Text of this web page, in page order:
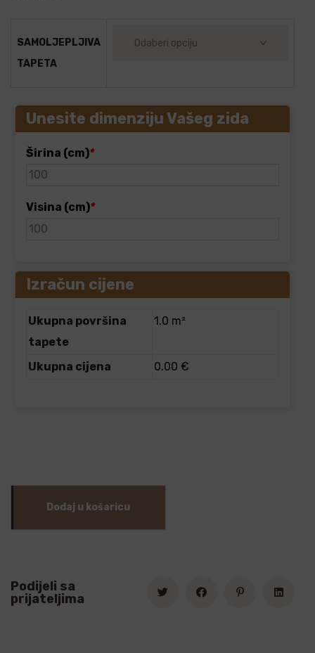
SAMOLJEPLJIVA
TAPETA
Unesite dimenziju Vašeg zida
Širina (cm)*
Visina (cm)*
Izračun cijene
Ukupna površina
tapete
1.0 m²
Ukupna cijena 0.00 €
Dodaj u košaricu
Podijeli sa
prijateljima